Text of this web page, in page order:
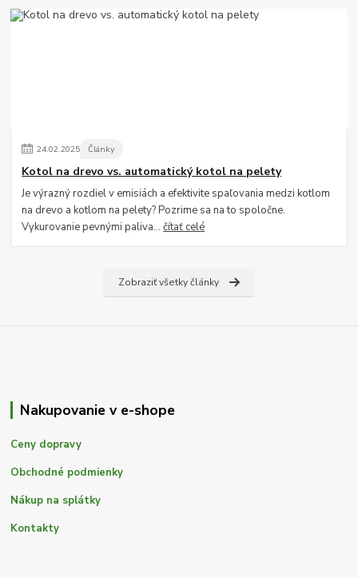
24.02.2025 Články
Kotol na drevo vs. automatický kotol na pelety
Je výrazný rozdiel v emisiách a efektivite spaľovania medzi kotlom
na drevo a kotlom na pelety? Pozrime sa na to spoločne.
Vykurovanie pevnými paliva...čítať celé
Zobraziť všetky články
Nakupovanie v e-shope
Ceny dopravy
Obchodné podmienky
Nákup na splátky
Kontakty